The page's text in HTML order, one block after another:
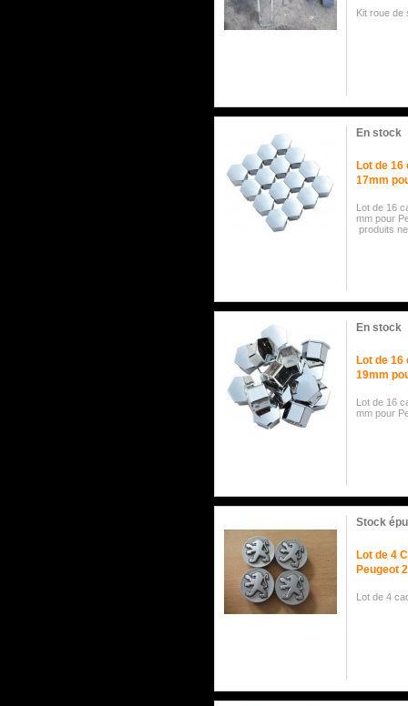
Kit roue de
En stock
Lot de
17mm
Lot de 16
mm pour
produits
En stock
Lot de
19mm
Lot de 16
mm pour
Stock
Lot de 4
Peugeot
Lot de 4